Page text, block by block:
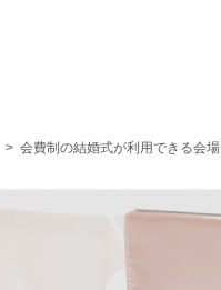
> 会費制の結婚式が利用できる会場